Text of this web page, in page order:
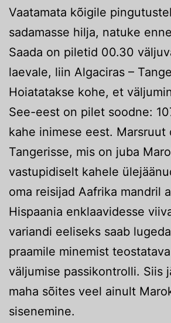
Vaatamata kõigile
sadamasse hilja, natuke
Saada on piletid 00.30
laevale, liin Algaciras –
Hoiatatakse kohe, et
See-eest on pilet soodne:
kahe inimese eest. Marsruut
Tangerisse, mis on juba
vastupidiselt kahele
oma reisijad Aafrika mandril
Hispaania enklaavidesse
variandi eeliseks saab
praamile minemist
väljumise passikontrolli. Siis
maha sõites veel ainult
sisenemine.